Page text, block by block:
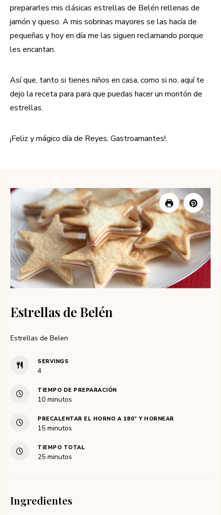
prepararles mis clásicas estrellas de Belén rellenas de
jamón y queso. A mis sobrinas mayores se las hacía de
pequeñas y hoy en día me las siguen reclamando porque
les encantan.
Así que, tanto si tienes niños en casa, como si no, aquí te
dejo la receta para para que puedas hacer un montón de
estrellas.
¡Feliz y mágico día de Reyes, Gastroamantes!.
Estrellas de Belén
Estrellas de Belen
SERVINGS
4
TIEMPO DE PREPARACIÓN
10minutos
minutos
PRECALENTAR EL HORNO A 180º Y HORNEAR
15minutos
minutos
TIEMPO TOTAL
25minutos
minutos
Ingredientes